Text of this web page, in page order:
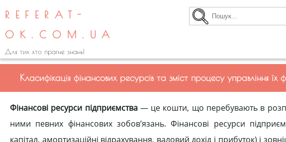
REFERAT-
OK.COM.UA
Для тих хто прагне знань!
Класифікація фінансових ресурсів та зміст процесу управління їх
Фінансові ресурси підприємства— це кошти, що перебувають в
ними певних фінансових зобов’язань. Фінансові ресурси
капітал, амортизаційні відрахування, валовий дохід і прибуток) і